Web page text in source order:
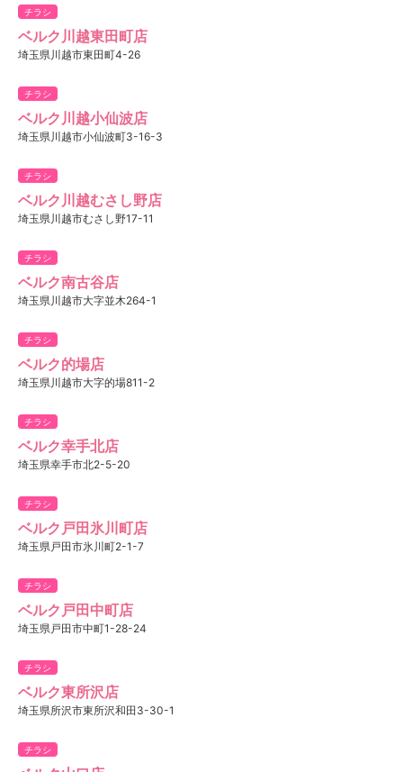
チラシ
ベルク川越東田町店
埼玉県川越市東田町4-26
チラシ
ベルク川越小仙波店
埼玉県川越市小仙波町3-16-3
チラシ
ベルク川越むさし野店
埼玉県川越市むさし野17-11
チラシ
ベルク南古谷店
埼玉県川越市大字並木264-1
チラシ
ベルク的場店
埼玉県川越市大字的場811-2
チラシ
ベルク幸手北店
埼玉県幸手市北2-5-20
チラシ
ベルク戸田氷川町店
埼玉県戸田市氷川町2-1-7
チラシ
ベルク戸田中町店
埼玉県戸田市中町1-28-24
チラシ
ベルク東所沢店
埼玉県所沢市東所沢和田3-30-1
チラシ